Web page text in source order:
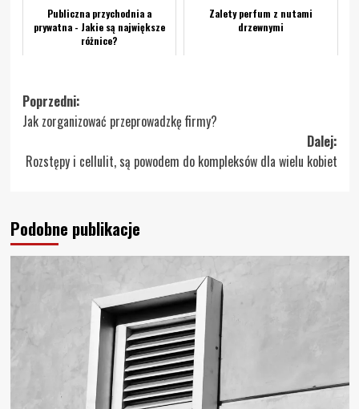
Publiczna przychodnia a
prywatna - Jakie są największe
różnice?
Zalety perfum z nutami
drzewnymi
Zobacz
wpisy
Poprzedni:
Jak zorganizować przeprowadzkę firmy?
Dalej:
Rozstępy i cellulit, są powodem do kompleksów dla wielu kobiet
Podobne publikacje